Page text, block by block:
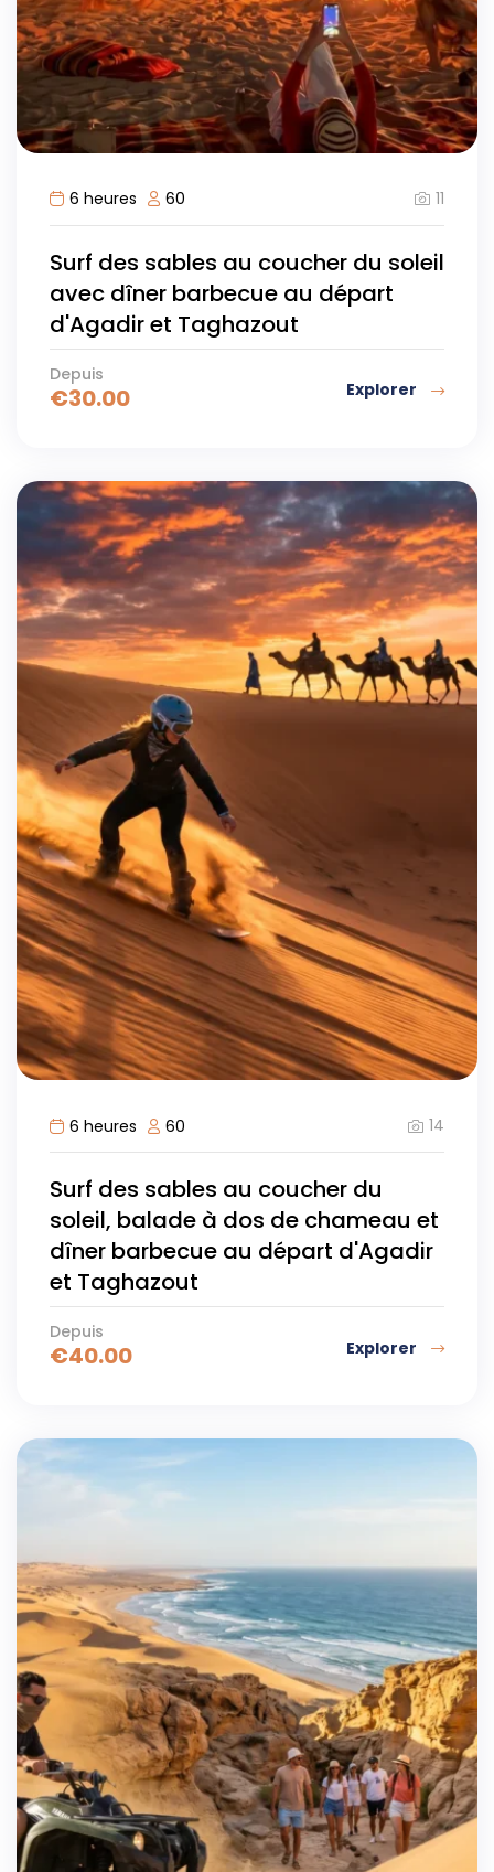
6 heures 60 11
Surf des sables au coucher du soleil
avec dîner barbecue au départ
d'Agadir et Taghazout
Depuis
€30.00 Explorer
6 heures 60 14
Surf des sables au coucher du
soleil, balade à dos de chameau et
dîner barbecue au départ d'Agadir
et Taghazout
Depuis
€40.00 Explorer